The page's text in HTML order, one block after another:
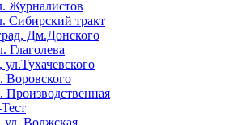
Журналистов
Сибирский тракт
Дм.Донского
Глаголева
Воровского
Производственная
ул. Волжская